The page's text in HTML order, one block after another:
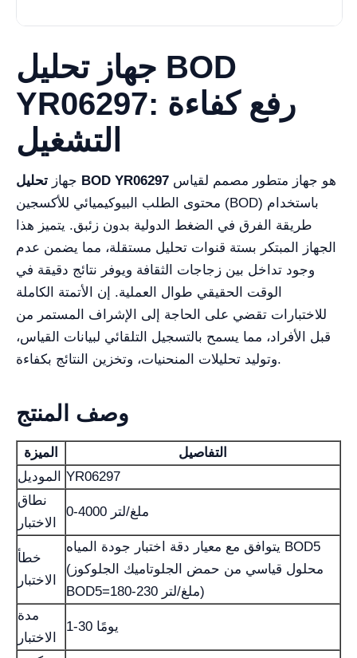
جهاز تحليل BOD
YR06297: رفع كفاءة
التشغيل
جهاز تحليل BOD YR06297
محتوى الطلب البيوكيميائي للأكسجين (BOD) باستخدام
طريقة الفرق في الضغط الدولية بدون زئبق. يتميز هذا
الجهاز المبتكر بستة قنوات تحليل مستقلة، مما يضمن عدم
وجود تداخل بين زجاجات الثقافة ويوفر نتائج دقيقة في
الوقت الحقيقي طوال العملية. إن الأتمتة الكاملة
للاختبارات تقضي على الحاجة إلى الإشراف المستمر من
قبل الأفراد، مما يسمح بالتسجيل التلقائي لبيانات القياس،
وتوليد تحليلات المنحنيات، وتخزين النتائج بكفاءة.
وصف المنتج
الميزة
التفاصيل
الموديل
YR06297
نطاق
الاختبار
0-4000 ملغ/لتر
خطأ
الاختبار
يتوافق مع معيار دقة اختبار جودة المياه BOD5
(محلول قياسي من حمض الجلوتاميك الجلوكوز
BOD5=180-230 ملغ/لتر)
مدة
الاختبار
1-30 يومًا